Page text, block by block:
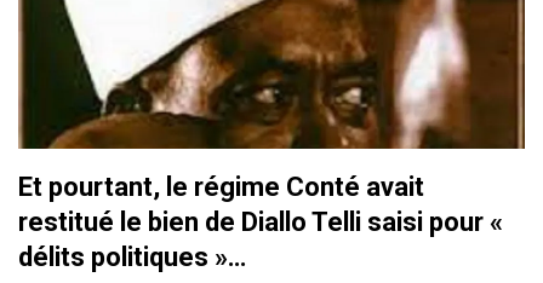
Et pourtant, le régime Conté avait
restitué le bien de Diallo Telli saisi pour «
délits politiques »…